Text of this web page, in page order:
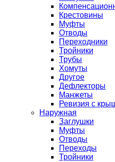
Крестовины
Муфты
Отводы
Переходники
Тройники
Трубы
Хомуты
Другое
Дефлекторы
Манжеты
Ревизия с
Наружная
Заглушки
Муфты
Отводы
Переходы
Тройники